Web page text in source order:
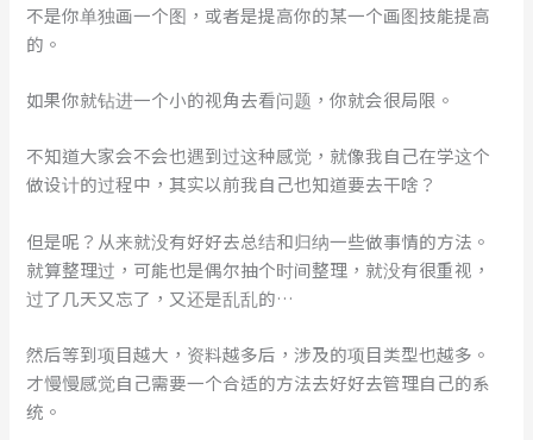
不是你单独画一个图，或者是提高你的某一个画图技能提高
的。
如果你就钻进一个小的视角去看问题，你就会很局限。
不知道大家会不会也遇到过这种感觉，就像我自己在学这个
做设计的过程中，其实以前我自己也知道要去干啥？
但是呢？从来就没有好好去总结和归纳一些做事情的方法。
就算整理过，可能也是偶尔抽个时间整理，就没有很重视，
过了几天又忘了，又还是乱乱的…
然后等到项目越大，资料越多后，涉及的项目类型也越多。
才慢慢感觉自己需要一个合适的方法去好好去管理自己的系
统。